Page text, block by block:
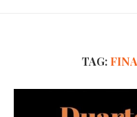
TAG: